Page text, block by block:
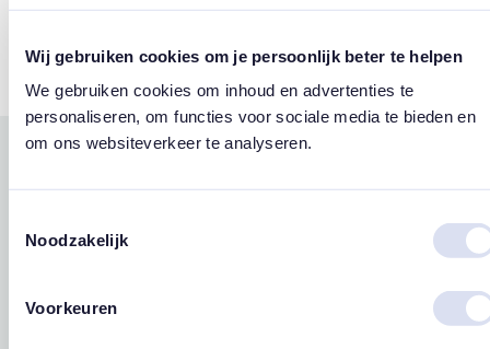
Wij gebruiken cookies om je persoonlijk beter te helpen
We gebruiken cookies om inhoud en advertenties te
personaliseren, om functies voor sociale media te bieden en
om ons websiteverkeer te analyseren.
Noodzakelijk
Voorkeuren
Vlinders
west east